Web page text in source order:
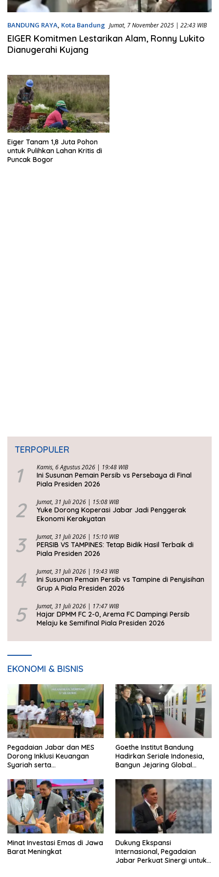
BANDUNG RAYA, Kota Bandung Jumat, 7 November 2025 | 22:43 WIB
EIGER Komitmen Lestarikan Alam, Ronny Lukito
Dianugerahi Kujang
Eiger Tanam 1,8 Juta Pohon
untuk Pulihkan Lahan Kritis di
Puncak Bogor
TERPOPULER
1 Kamis, 6 Agustus 2026 | 19:48 WIB
Ini Susunan Pemain Persib vs Persebaya di Final
Piala Presiden 2026
2 Jumat, 31 Juli 2026 | 15:08 WIB
Yuke Dorong Koperasi Jabar Jadi Penggerak
Ekonomi Kerakyatan
3 Jumat, 31 Juli 2026 | 15:10 WIB
PERSIB VS TAMPINES: Tetap Bidik Hasil Terbaik di
Piala Presiden 2026
4 Jumat, 31 Juli 2026 | 19:43 WIB
Ini Susunan Pemain Persib vs Tampine di Penyisihan
Grup A Piala Presiden 2026
5 Jumat, 31 Juli 2026 | 17:47 WIB
Hajar DPMM FC 2-0, Arema FC Dampingi Persib
Melaju ke Semifinal Piala Presiden 2026
EKONOMI & BISNIS
Pegadaian Jabar dan MES
Dorong Inklusi Keuangan
Syariah serta
Goethe Institut Bandung
Hadirkan Seriale Indonesia,
Bangun Jejaring Global
Minat Investasi Emas di Jawa
Barat Meningkat
Dukung Ekspansi
Internasional, Pegadaian
Jabar Perkuat Sinergi untuk